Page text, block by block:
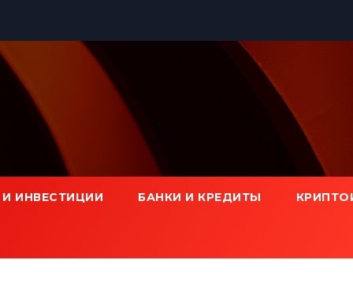
И ИНВЕСТИЦИИ БАНКИ И КРЕДИТЫ